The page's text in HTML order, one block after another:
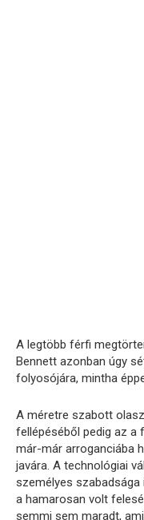
A legtöbb férfi
Bennett azonban úgy
folyosójára, mintha
A méretre szabott
fellépéséből pedig az a
már-már arroganciába
javára. A technológiai
személyes
a hamarosan volt
semmi sem maradt,